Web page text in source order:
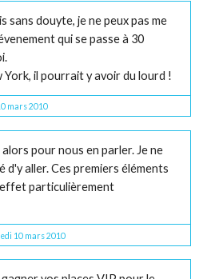
sans douyte, je ne peux pas me
qui se passe à 30
il pourrait y avoir du lourd !
mars 2010
pour nous en parler. Je ne
d'y aller. Ces premiers éléments
particulièrement
10 mars 2010